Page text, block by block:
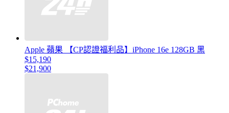
Apple 蘋果 【CP認證福利品】iPhone 16e 128GB 黑
$15,190
$21,900